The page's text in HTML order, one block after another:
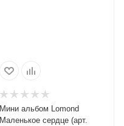
Мини альбом Lomond
Маленькое сердце (арт.